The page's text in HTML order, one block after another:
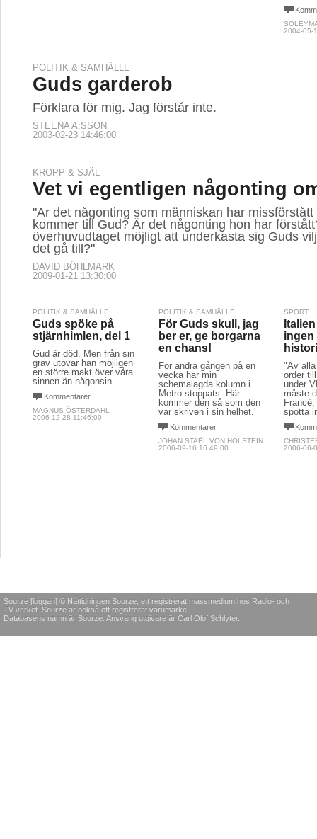
2004-05-
POLITIK & SAMHÄLLE
Guds garderob
Förklara för mig. Jag förstår inte.
STEENA A:SSON
2003-02-23 14:46:00
KROPP & SJÄL
Vet vi egentligen någonting
"Är det någonting som människan har missförstått
kommer till Gud? Är det någonting hon har
överhuvudtaget möjligt att underkasta sig Guds
det gå till?"
DAVID BÖHLMARK
2009-01-21 13:30:00
POLITIK & SAMHÄLLE
Guds spöke på
stjärnhimlen, del 1
Gud är död. Men från sin
grav utövar han möjligen
en större makt över våra
sinnen än någonsin.
Kommentarer
MAGNUS ÖSTERDAHL
2006-12-28 11:46:00
POLITIK & SAMHÄLLE
För Guds skull, jag
ber er, ge borgarna
en chans!
För andra gången på en
vecka har min
schemalagda kolumn i
Metro stoppats. Här
kommer den så som den
var skriven i sin helhet.
Kommentarer
JOHAN STAËL VON HOLSTEIN
2006-09-16 16:49:00
SPORT
ingen
"Av
order
under
måste
spotta
2006-06-
Sourze [loggan] © Nättidningen Sourze, ett registrerat massmedium hos Radio- och
TV-verket. Sourze är också ett registrerat varumärke.
Databasens namn är Sourze. Ansvarig utgivare är Carl Olof Schlyter.